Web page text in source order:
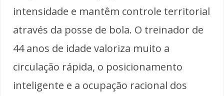
intensidade e mantêm controle territorial
através da posse de bola. O treinador de
44 anos de idade valoriza muito a
circulação rápida, o posicionamento
inteligente e a ocupação racional dos